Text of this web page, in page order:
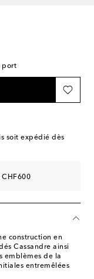
port
soit expédié dès
CHF600
construction en
Cassandre ainsi
emblèmes de la
entremêlées